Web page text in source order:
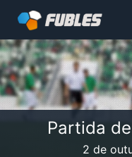
Partida
2 de